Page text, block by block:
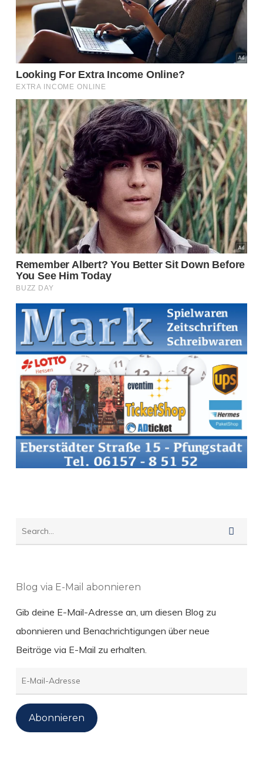
Blog via E-Mail abonnieren
Gib deine E-Mail-Adresse an, um diesen Blog zu
abonnieren und Benachrichtigungen über neue
Beiträge via E-Mail zu erhalten.
E-
Mail-
Adresse
Abonnieren